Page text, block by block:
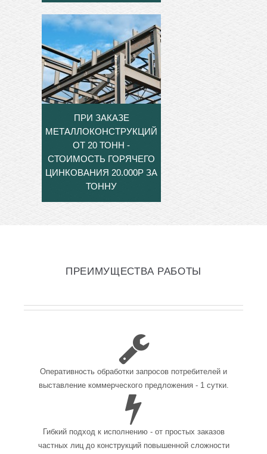
ПРИ ЗАКАЗЕ
МЕТАЛЛОКОНСТРУКЦИЙ
ОТ 20 ТОНН -
СТОИМОСТЬ ГОРЯЧЕГО
ЦИНКОВАНИЯ 20.000Р ЗА
ТОННУ
ПРЕИМУЩЕСТВА РАБОТЫ
Оперативность обработки запросов потребителей и
выставление коммерческого предложения - 1 сутки.
Гибкий подход к исполнению - от простых заказов
частных лиц до конструкций повышенной сложности